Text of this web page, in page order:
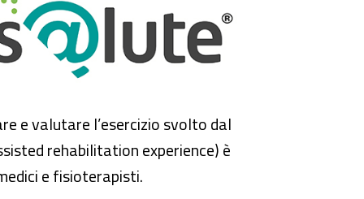
e valutare l’esercizio svolto dal
rehabilitation experience) è
e fisioterapisti.